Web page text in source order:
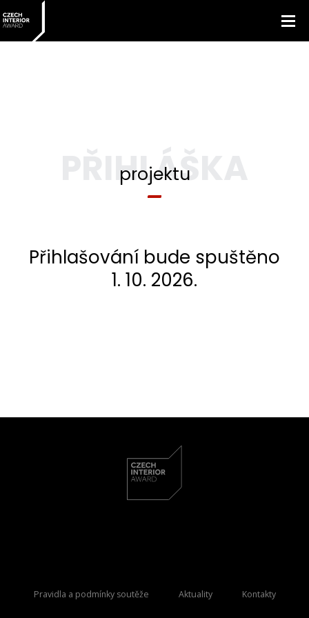
projektu
PŘIHLÁŠKA
Přihlašování bude spuštěno
1. 10. 2026.
Pravidla a podmínky soutěže Aktuality Kontakty